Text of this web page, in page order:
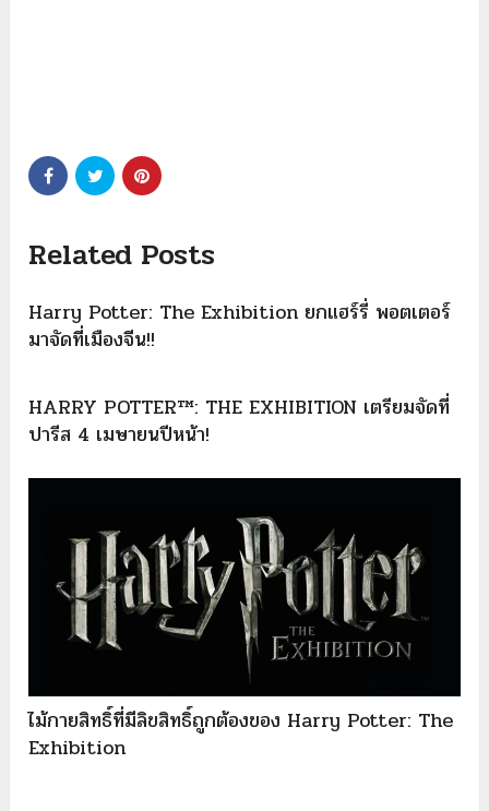
Related Posts
Harry Potter: The Exhibition ยกแฮร์รี่ พอตเตอร์
มาจัดที่เมืองจีน!!
HARRY POTTER™: THE EXHIBITION เตรียมจัดที่
ปารีส 4 เมษายนปีหน้า!
ไม้กายสิทธิ์ที่มีลิขสิทธิ์ถูกต้องของ Harry Potter: The
Exhibition